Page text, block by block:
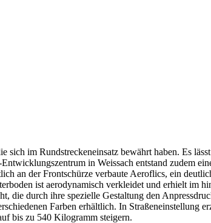
im Rundstreckeneinsatz bewährt haben. Es
in Weissach entstand zudem
an der Frontschürze verbaute Aeroflics, ein
ist aerodynamisch verkleidet und erhielt im
durch ihre spezielle Gestaltung den
Farben erhältlich. In Straßeneinstellung
bis zu 540 Kilogramm steigern.